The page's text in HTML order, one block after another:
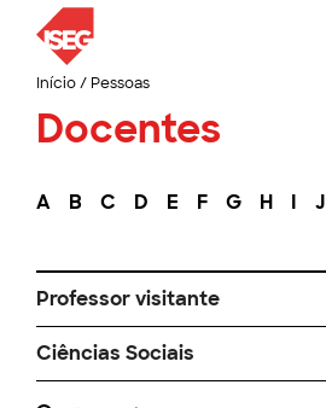
Início/ Pessoas
Docentes
A B C D E F G H I J
Professor visitante
Ciências Sociais